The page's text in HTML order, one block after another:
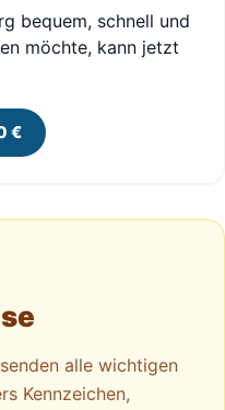
bequem, schnell und
möchte, kann jetzt
€
alle wichtigen
Kennzeichen,